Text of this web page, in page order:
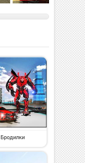
Бродилки